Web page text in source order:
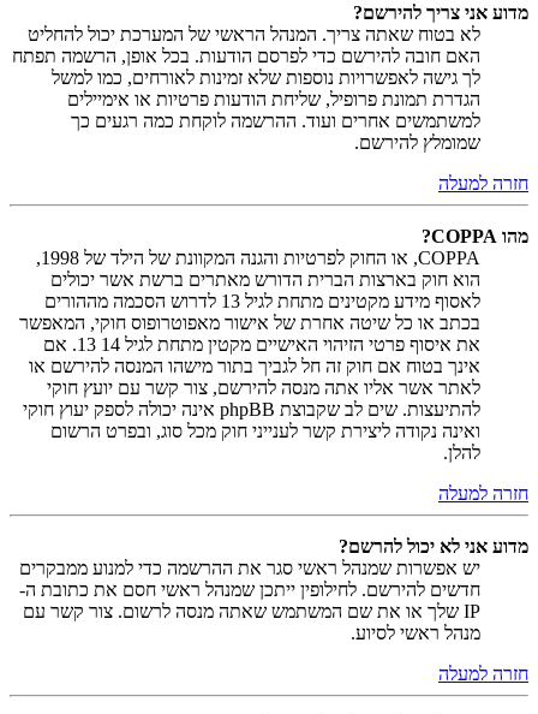
מדוע אני צריך להירשם?
לא בטוח שאתה צריך. המנהל הראשי של המערכת יכול להחליט
האם חובה להירשם כדי לפרסם הודעות. בכל אופן, הרשמה תפתח
לך גישה לאפשרויות נוספות שלא זמינות לאורחים, כמו למשל
הגדרת תמונת פרופיל, שליחת הודעות פרטיות או אימיילים
למשתמשים אחרים ועוד. ההרשמה לוקחת כמה רגעים כך
שמומלץ להירשם.
חזרה למעלה
מהו COPPA?
COPPA, או החוק לפרטיות והגנה המקוונת של הילד של 1998,
הוא חוק בארצות הברית הדורש מאתרים ברשת אשר יכולים
לאסוף מידע מקטינים מתחת לגיל 13 לדרוש הסכמה מההורים
בכתב או כל שיטה אחרת של אישור מאפוטרופוס חוקי, המאפשר
את איסוף פרטי הזיהוי האישיים מקטין מתחת לגיל 14 13. אם
אינך בטוח אם חוק זה חל לגביך בתור מישהו המנסה להירשם או
לאתר אשר אליו אתה מנסה להירשם, צור קשר עם יועץ חוקי
להתיעצות. שים לב שקבוצת phpBB אינה יכולה לספק יעוץ חוקי
ואינה נקודה ליצירת קשר לענייני חוק מכל סוג, ובפרט הרשום
להלן.
חזרה למעלה
מדוע אני לא יכול להרשם?
יש אפשרות שמנהל ראשי סגר את ההרשמה כדי למנוע ממבקרים
חדשים להירשם. לחילופין ייתכן שמנהל ראשי חסם את כתובת ה-
IP שלך או את שם המשתמש שאתה מנסה לרשום. צור קשר עם
מנהל ראשי לסיוע.
חזרה למעלה